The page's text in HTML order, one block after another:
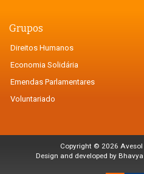
Grupos
Direitos Humanos
Economia Solidária
Emendas Parlamentares
Voluntariado
Copyright © 2026 Avesol
Design and developed by